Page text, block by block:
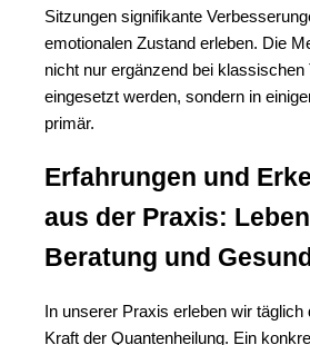
Sitzungen signifikante
emotionalen Zustand erleben. Die
nicht nur ergänzend bei klassischen
eingesetzt werden, sondern in
primär.
Erfahrungen und
aus der Praxis:
Beratung und
In unserer Praxis erleben wir
Kraft der Quantenheilung. Ein